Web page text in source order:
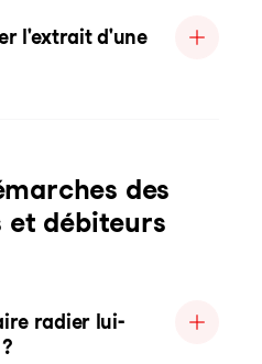
l'extrait d'une
des
et débiteurs
radier lui-